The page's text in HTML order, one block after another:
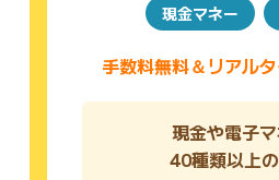
現金マネー
手数料無料＆リアル
現金や電子
40種類以上